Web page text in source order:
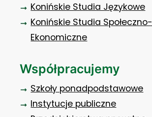
Konińskie Studia Językowe
Konińskie Studia Społeczno-
Ekonomiczne
Współpracujemy
Szkoły ponadpodstawowe
Instytucje publiczne